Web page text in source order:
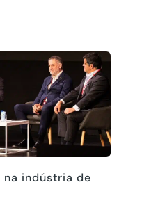
indústria de